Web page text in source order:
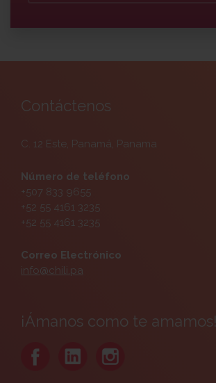
Contáctenos
C. 12 Este, Panamá, Panama
Número de teléfono
+507 833 9655
+52 55 4161 3235
+52 55 4161 3235
Correo Electrónico
info@chili.pa
¡Ámanos como te amamos!